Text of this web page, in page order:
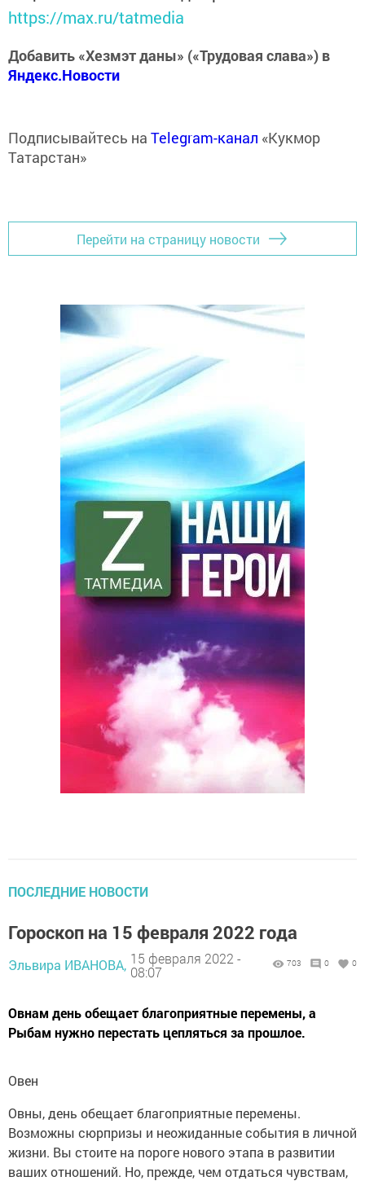
https://max.ru/tatmedia
Добавить «Хезмэт даны» («Трудовая слава») в
Яндекс.Новости
Подписывайтесь на Telegram-канал «Кукмор
Татарстан»
Перейти на страницу новости
ПОСЛЕДНИЕ НОВОСТИ
Гороскоп на 15 февраля 2022 года
Эльвира ИВАНОВА, 15 февраля 2022 -
08:07
703 0 0
Овнам день обещает благоприятные перемены, а
Рыбам нужно перестать цепляться за прошлое.
Овен
Овны, день обещает благоприятные перемены.
Возможны сюрпризы и неожиданные события в личной
жизни. Вы стоите на пороге нового этапа в развитии
ваших отношений. Но, прежде, чем отдаться чувствам,